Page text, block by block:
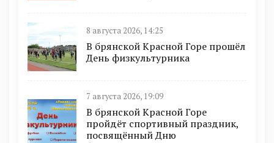
8 августа 2026, 14:25
В брянской Красной Горе прошёл
День физкультурника
7 августа 2026, 19:09
В брянской Красной Горе
пройдёт спортивный праздник,
посвящённый Дню